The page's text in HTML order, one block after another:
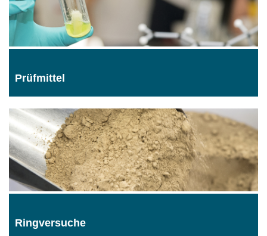
Prüfmittel
Ringversuche